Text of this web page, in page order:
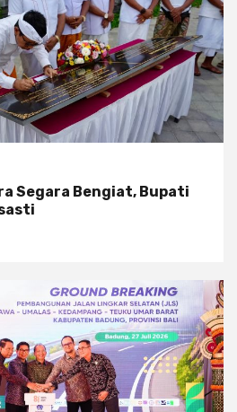
Segara Bengiat, Bupati